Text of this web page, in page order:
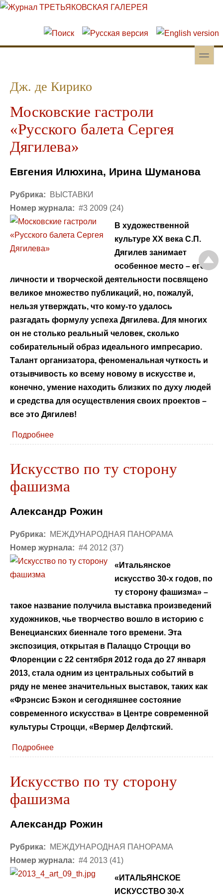
Перейти к основному содержанию
Skip to search
toggle
Дж. де Кирико
Московские гастроли
«Русского балета Сергея
Дягилева»
Евгения Илюхина, Ирина Шуманова
Рубрика:
ВЫСТАВКИ
Номер журнала: #3 2009 (24)
В художественной
культуре ХХ века С.П.
Дягилев занимает
особенное место – его
личности и творческой деятельности посвящено
великое множество публикаций, но, пожалуй,
нельзя утверждать, что кому-то удалось
разгадать формулу успеха Дягилева. Для многих
он не столько реальный человек, сколько
собирательный образ идеального импресарио.
Талант организатора, феноменальная чуткость и
отзывчивость ко всему новому в искусстве и,
конечно, умение находить близких по духу людей
и средства для осуществления своих проектов –
все это Дягилев!
Подробнее
Искусство по ту сторону
фашизма
Александр Рожин
Рубрика:
МЕЖДУНАРОДНАЯ ПАНОРАМА
Номер журнала: #4 2012 (37)
«Итальянское
искусство 30-х годов, по
ту сторону фашизма» –
такое название получила выставка произведений
художников, чье творчество вошло в историю с
Венецианских биеннале того времени. Эта
экспозиция, открытая в Палаццо Строцци во
Флоренции с 22 сентября 2012 года до 27 января
2013, стала одним из центральных событий в
ряду не менее значительных выставок, таких как
«Фрэнсис Бэкон и сегодняшнее состояние
современного искусства» в Центре современной
культуры Строцци, «Вермер Делфтский.
Подробнее
Искусство по ту сторону
фашизма
Александр Рожин
Рубрика:
МЕЖДУНАРОДНАЯ ПАНОРАМА
Номер журнала: #4 2013 (41)
«ИТАЛЬЯНСКОЕ
ИСКУССТВО 30-Х